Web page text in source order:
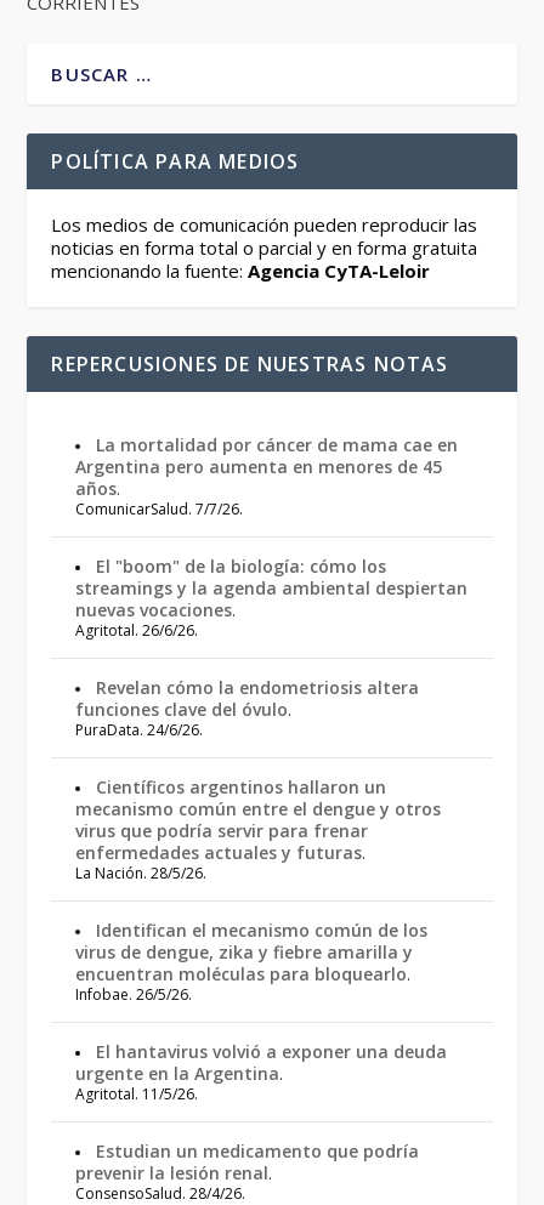
POLÍTICA PARA MEDIOS
Los medios de comunicación pueden reproducir las
noticias en forma total o parcial y en forma gratuita
mencionando la fuente:Agencia CyTA-Leloir
REPERCUSIONES DE NUESTRAS NOTAS
La mortalidad por cáncer de mama cae en
Argentina pero aumenta en menores de 45
años.
ComunicarSalud. 7/7/26.
El "boom" de la biología: cómo los
streamings y la agenda ambiental despiertan
nuevas vocaciones.
Agritotal. 26/6/26.
Revelan cómo la endometriosis altera
funciones clave del óvulo.
PuraData. 24/6/26.
Científicos argentinos hallaron un
mecanismo común entre el dengue y otros
virus que podría servir para frenar
enfermedades actuales y futuras.
La Nación. 28/5/26.
Identifican el mecanismo común de los
virus de dengue, zika y fiebre amarilla y
encuentran moléculas para bloquearlo.
Infobae. 26/5/26.
El hantavirus volvió a exponer una deuda
urgente en la Argentina.
Agritotal. 11/5/26.
Estudian un medicamento que podría
prevenir la lesión renal.
ConsensoSalud. 28/4/26.